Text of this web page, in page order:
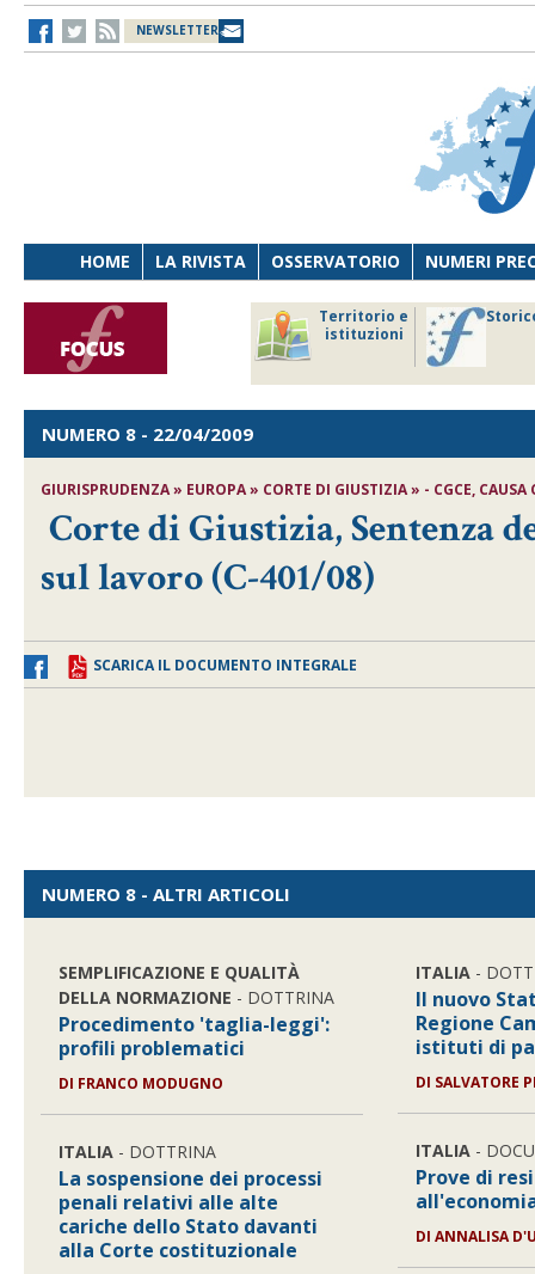
NEWSLETTER
HOME LA RIVISTA OSSERVATORIO NUMERI
Territorio e
istituzioni
NUMERO 8 - 22/04/2009
GIURISPRUDENZA » EUROPA » CORTE DI GIUSTIZIA » - CGCE, CAUSA
Corte di Giustizia, Sentenza
sul lavoro (C-401/08)
SCARICA IL DOCUMENTO INTEGRALE
NUMERO 8 - ALTRI ARTICOLI
SEMPLIFICAZIONE E QUALITÀ
DELLA NORMAZIONE - DOTTRINA
Procedimento 'taglia-leggi':
profili problematici
DI FRANCO MODUGNO
ITALIA - DOTTRINA
La sospensione dei processi
penali relativi alle alte
cariche dello Stato davanti
alla Corte costituzionale
ITALIA -
Il nuovo
Regione
istituti di
DI SALVATORE
ITALIA -
Prove di
DI ANNALISA